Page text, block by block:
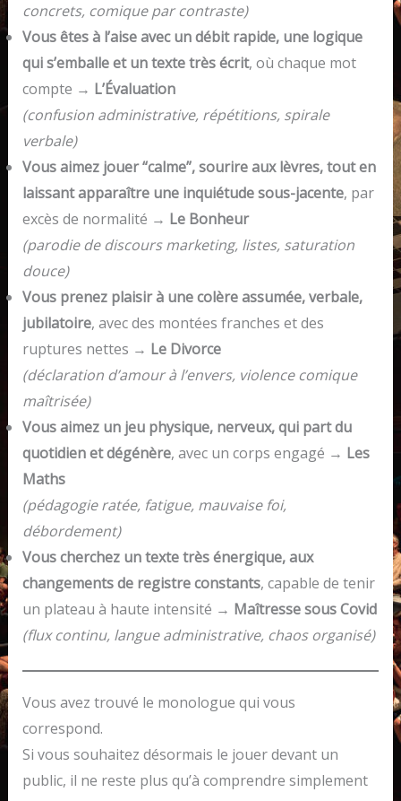
concrets, comique par contraste)
Vous êtes à l’aise avec un débit rapide, une logique
qui s’emballe et un texte très écrit, où chaque mot
compte → L’Évaluation
(confusion administrative, répétitions, spirale
verbale)
Vous aimez jouer “calme”, sourire aux lèvres, tout en
laissant apparaître une inquiétude sous-jacente, par
excès de normalité → Le Bonheur
(parodie de discours marketing, listes, saturation
douce)
Vous prenez plaisir à une colère assumée, verbale,
jubilatoire, avec des montées franches et des
ruptures nettes → Le Divorce
(déclaration d’amour à l’envers, violence comique
maîtrisée)
Vous aimez un jeu physique, nerveux, qui part du
quotidien et dégénère, avec un corps engagé → Les
Maths
(pédagogie ratée, fatigue, mauvaise foi,
débordement)
Vous cherchez un texte très énergique, aux
changements de registre constants, capable de tenir
un plateau à haute intensité → Maîtresse sous Covid
(flux continu, langue administrative, chaos organisé)
Vous avez trouvé le monologue qui vous
correspond.
Si vous souhaitez désormais le jouer devant un
public, il ne reste plus qu’à comprendre simplement